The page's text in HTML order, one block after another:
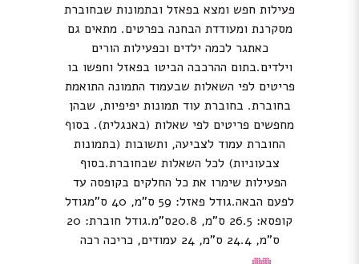
פעילות חפש ומצא בפאזל ובתמונות שבחוברת
מסקרנת ומעודדת הבחנה בפרטים. מתאים גם
כאתגר לכמה ילדים וכפעילות הורים
וילדים.בתום ההרכבה הביטו בפאזל וחפשו בו
פריטים לפי השאלות שבעמוד התמונה התואמת
בחוברת. בחוברת עוד תמונות יפיפיות, שבהן
מחפשים פריטים לפי שאלות (באנגלית). בסוף
החוברת עמוד לצביעה, ותשובות (בתמונות
צבעוניות) לכל השאלות שבחוברת.בסוף
הפעילות שימרו את כל החלקים בקופסה עד
לפעם הבאה.גודל פאזל: 59 ס”מ, 40 ס”מגודל
קופסא: 26.5 ס”מ, 20.8ס”מ.גודל חוברת: 20
ס”מ, 24.4 ס”מ, 24 עמודים, כריכה רכה